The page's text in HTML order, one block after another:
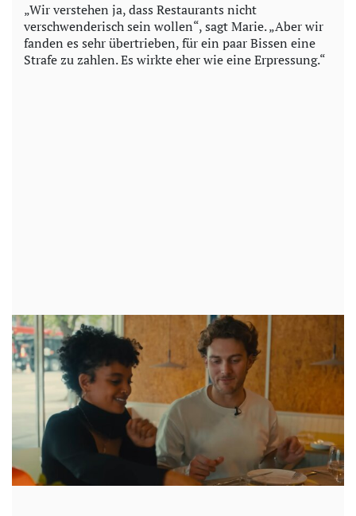
„Wir verstehen ja, dass Restaurants nicht
verschwenderisch sein wollen“, sagt Marie. „Aber wir
fanden es sehr übertrieben, für ein paar Bissen eine
Strafe zu zahlen. Es wirkte eher wie eine Erpressung.“